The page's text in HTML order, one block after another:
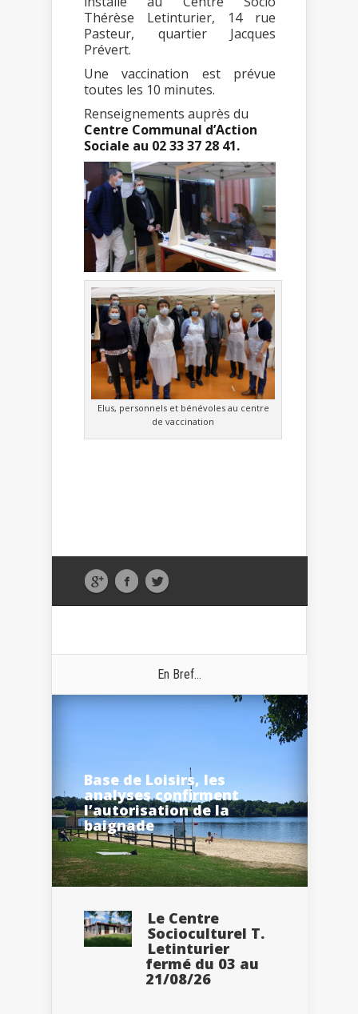
Thérèse Letinturier, 14 rue
Pasteur, quartier Jacques
Prévert.
Une vaccination est prévue
toutes les 10 minutes.
Renseignements auprès du
Centre Communal d’Action
Sociale au 02 33 37 28 41.
Elus, personnels et bénévoles au centre
de vaccination
En Bref...
Base de Loisirs, les
analyses confirment
l’autorisation de la
baignade
Le Centre
Socioculturel T.
Letinturier
fermé du 03 au
21/08/26